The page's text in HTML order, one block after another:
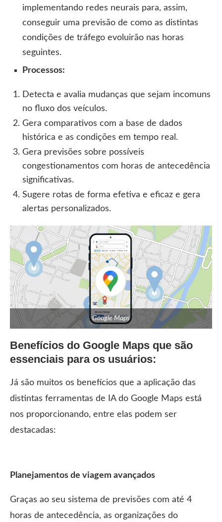
implementando redes neurais para, assim,
conseguir uma previsão de como as distintas
condições de tráfego evoluirão nas horas
seguintes.
Processos:
Detecta e avalia mudanças que sejam incomuns
no fluxo dos veículos.
Gera comparativos com a base de dados
histórica e as condições em tempo real.
Gera previsões sobre possíveis
congestionamentos com horas de antecedência
significativas.
Sugere rotas de forma efetiva e eficaz e gera
alertas personalizados.
Google Maps
Benefícios do Google Maps que são
essenciais para os usuários:
Já são muitos os benefícios que a aplicação das
distintas ferramentas de IA do Google Maps está
nos proporcionando, entre elas podem ser
destacadas:
Planejamentos de viagem avançados
Graças ao seu sistema de previsões com até 4
horas de antecedência, as organizações do